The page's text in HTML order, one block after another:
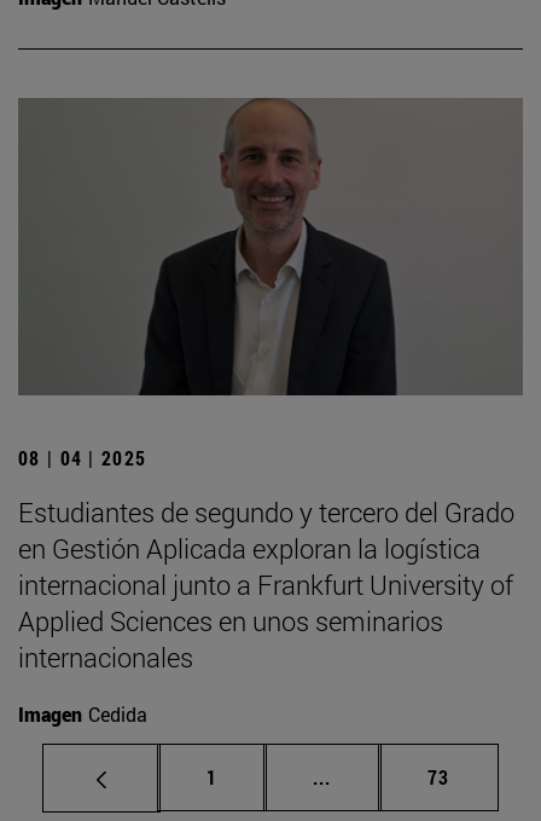
08 | 04 | 2025
Estudiantes de segundo y tercero del Grado
en Gestión Aplicada exploran la logística
internacional junto a Frankfurt University of
Applied Sciences en unos seminarios
internacionales
Imagen Cedida
Página
1 ... Páginas intermedias
Página
73